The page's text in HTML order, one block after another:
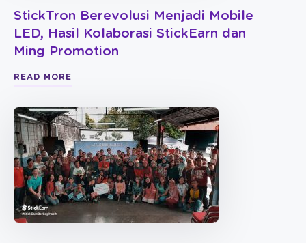
StickTron Berevolusi Menjadi Mobile
LED, Hasil Kolaborasi StickEarn dan
Ming Promotion
READ MORE